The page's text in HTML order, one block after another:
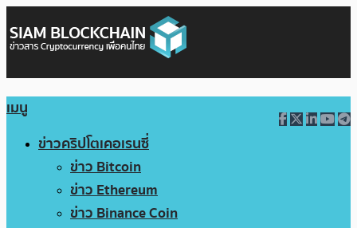
เมนู
ข่าวคริปโตเคอเรนซี่
ข่าว Bitcoin
ข่าว Ethereum
ข่าว Binance Coin